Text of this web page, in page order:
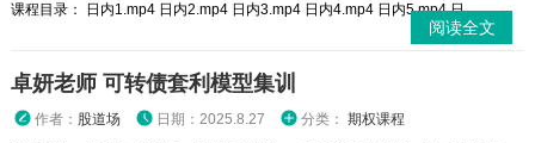
课程目录： 日内1.mp4 日内2.mp4 日内3.mp4 日内4.mp4 日内5.mp4 日...
阅读全文
卓妍老师 可转债套利模型集训
作者： 股道场 日期：2025.8.27 分类： 期权课程